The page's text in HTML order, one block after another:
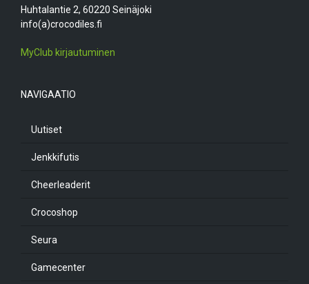
Huhtalantie 2, 60220 Seinäjoki
info(a)crocodiles.fi
MyClub kirjautuminen
NAVIGAATIO
Uutiset
Jenkkifutis
Cheerleaderit
Crocoshop
Seura
Gamecenter